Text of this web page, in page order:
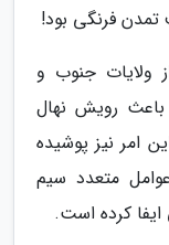
فرنگی بود!
ولایات جنوب و
رویش نهال
امر نیز پوشیده
متعدد سیم
کرده است.